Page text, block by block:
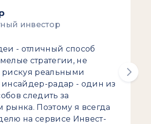
инвестор
- отличный способ
стратегии, не
рискуя реальными
радар - один из
следить за
рынка. Поэтому я всегда
на сервисе Инвест-